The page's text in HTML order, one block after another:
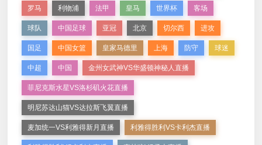
罗马 利物浦 法甲 皇马 世界杯 客场
球队 中国足球 亚冠 北京 切尔西 进攻
国足 中国女篮 皇家马德里 上海 防守 球迷
中超 中国 金州女武神VS华盛顿神秘人直播
菲尼克斯水星VS洛杉矶火花直播
明尼苏达山猫VS达拉斯飞翼直播
麦加统一VS利雅得新月直播 利雅得胜利VS卡利杰直播